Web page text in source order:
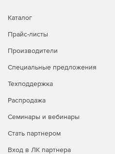
Каталог
Прайс-листы
Производители
Специальные предложения
Техподдержка
Распродажа
Семинары и вебинары
Стать партнером
Вход в ЛК партнера